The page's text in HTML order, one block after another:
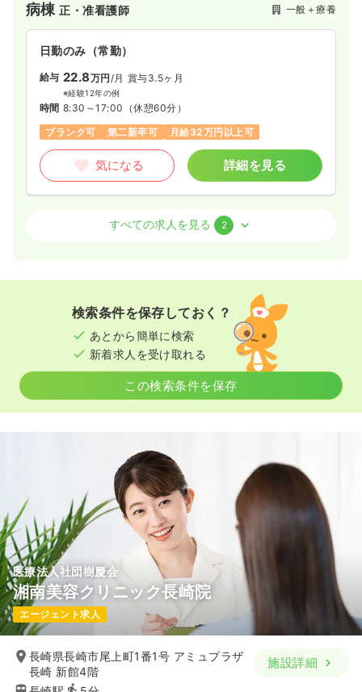
その他
21.0〜31.0
※一例
気になる 詳細を見る
正・准看護師
※一例
8:30～17:15 （休憩60分）
ブランク可
第二新卒可 月給28万円以上可
気になる 詳細を見る
病棟正・准看護師 一般＋療養
日勤のみ（常勤）
給与 22.8万円/月 賞与3.5ヶ月
※経験12年の例
時間 8:30～17:00 （休憩60分）
ブランク可
第二新卒可 月給32万円以上可
気になる 詳細を見る
正看護師
8:30～17:00
月給27万円以上可
気になる 詳細を見る
外来正看護師
日勤のみ（常勤） 一時募集休止
25.5 万円〜/月
※一例
時間 8:30～18:00
月給25万円以上可
気になる 詳細を見る
すべての求人を見る 2
検索条件を保存しておく？
あとから簡単に検索
新着求人を受け取れる
この検索条件を保存
医療法人社団樹慶会
湘南美容クリニック長崎院
エージェント求人
長崎県長崎市尾上町1番1号 アミュプラザ
長崎 新館4階
施設詳細